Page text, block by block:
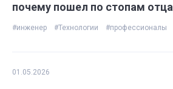
почему пошел по стопам отца
#инженер #Технологии #профессионалы
01.05.2026